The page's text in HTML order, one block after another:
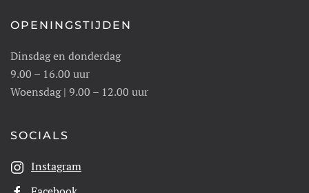
OPENINGSTIJDEN
Dinsdag en donderdag
9.00 – 16.00 uur
Woensdag | 9.00 – 12.00 uur
SOCIALS
Instagram